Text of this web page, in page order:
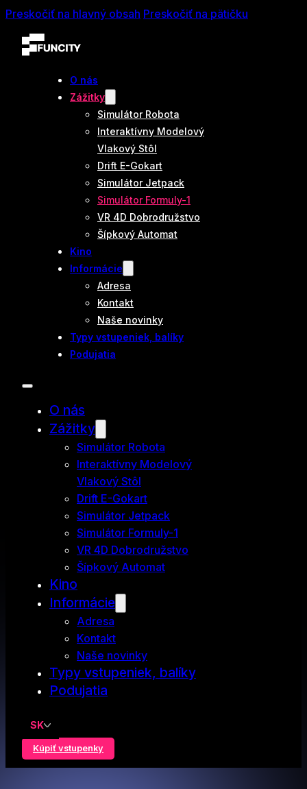
Preskočiť na hlavný obsah Preskočiť na pätičku
O nás
Zážitky
Simulátor Robota
Interaktívny Modelový
Vlakový Stôl
Drift E-Gokart
Simulátor Jetpack
Simulátor Formuly-1
VR 4D Dobrodružstvo
Šípkový Automat
Kino
Informácie
Adresa
Kontakt
Naše novinky
Typy vstupeniek, balíky
Podujatia
O nás
Zážitky
Simulátor Robota
Interaktívny Modelový
Vlakový Stôl
Drift E-Gokart
Simulátor Jetpack
Simulátor Formuly-1
VR 4D Dobrodružstvo
Šípkový Automat
Kino
Informácie
Adresa
Kontakt
Naše novinky
Typy vstupeniek, balíky
Podujatia
SK
Kúpiť vstupenky